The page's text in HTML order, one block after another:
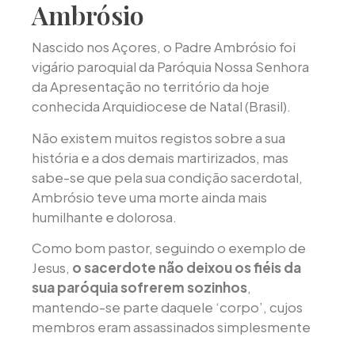
Ambrósio
Nascido nos Açores, o Padre Ambrósio foi
vigário paroquial da Paróquia Nossa Senhora
da Apresentação no território da hoje
conhecida Arquidiocese de Natal (Brasil).
Não existem muitos registos sobre a sua
história e a dos demais martirizados, mas
sabe-se que pela sua condição sacerdotal,
Ambrósio teve uma morte ainda mais
humilhante e dolorosa.
Como bom pastor, seguindo o exemplo de
Jesus, o sacerdote não deixou os fiéis da
sua paróquia sofrerem sozinhos,
mantendo-se parte daquele ‘corpo’, cujos
membros eram assassinados simplesmente